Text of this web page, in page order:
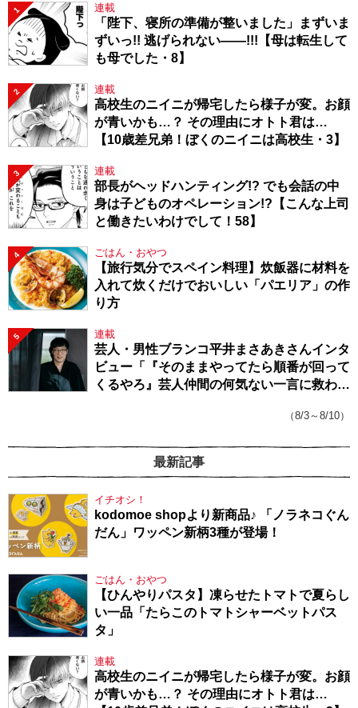
1 連載
「陛下、寝所の準備が整いました」まずいま
ずいっ!! 逃げられない――!!!【母は転生して
も母でした・8】
2 連載
高校生のニイニが帰宅したら様子が変。お顔
が青いかも…？ その理由にオトト君は…
【10歳差兄弟！ぼくのニイニは高校生・3】
3 連載
部長がヘッドハンティング!? でも会話の中
身は子どものオペレーション!?【こんな上司
と働きたいわけでして！58】
4 ごはん・おやつ
【旅行気分でスペイン料理】炊飯器に材料を
入れて炊くだけでおいしい「パエリア」の作
り方
5 連載
芸人・男性ブランコ平井まさあきさんインタ
ビュー「『そのままやってたら順番が回って
くるやろ』芸人仲間の何気ない一言に救われ
（8/3～8/10）
最新記事
イチオシ！
kodomoe shopより新商品♪ 「ノラネコぐん
だん」ワッペン新柄3種が登場！
ごはん・おやつ
【ひんやりパスタ】凍らせたトマトで夏らし
い一品「たらこのトマトシャーベットパス
タ」
連載
高校生のニイニが帰宅したら様子が変。お顔
が青いかも…？ その理由にオトト君は…